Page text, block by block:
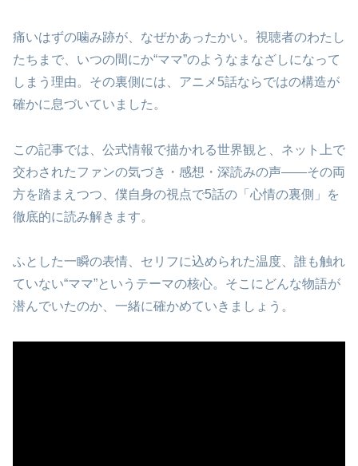
痛いはずの噛み跡が、なぜかあったかい。視聴者のわたし
たちまで、いつの間にか“ママ”のようなまなざしになって
しまう理由。その裏側には、アニメ5話ならではの構造が
確かに息づいていました。
この記事では、公式情報で描かれる世界観と、ネット上で
交わされたファンの気づき・感想・深読みの声――その両
方を踏まえつつ、僕自身の視点で5話の「心情の裏側」を
徹底的に読み解きます。
ふとした一瞬の表情、セリフに込められた温度、誰も触れ
ていない“ママ”というテーマの核心。そこにどんな物語が
潜んでいたのか、一緒に確かめていきましょう。